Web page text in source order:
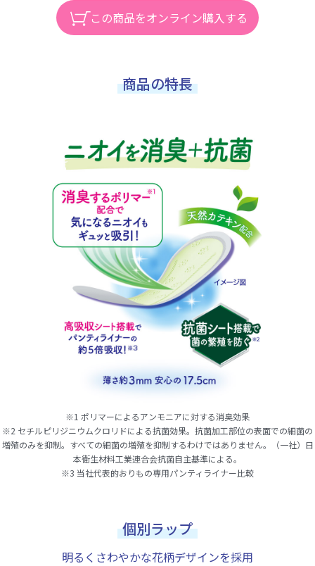
この商品をオンライン購入する
商品の特長
※1 ポリマーによるアンモニアに対する消臭効果
※2 セチルピリジニウムクロリドによる抗菌効果。抗菌加工部位の表面での細菌の
増殖のみを抑制。すべての細菌の増殖を抑制するわけではありません。（一社）日
本衛生材料工業連合会抗菌自主基準による。
※3 当社代表的おりもの専用パンティライナー比較
個別ラップ
明るくさわやかな花柄デザインを採用